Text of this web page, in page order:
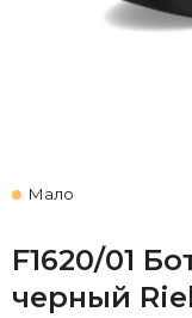
Мало
F1620/01
черный